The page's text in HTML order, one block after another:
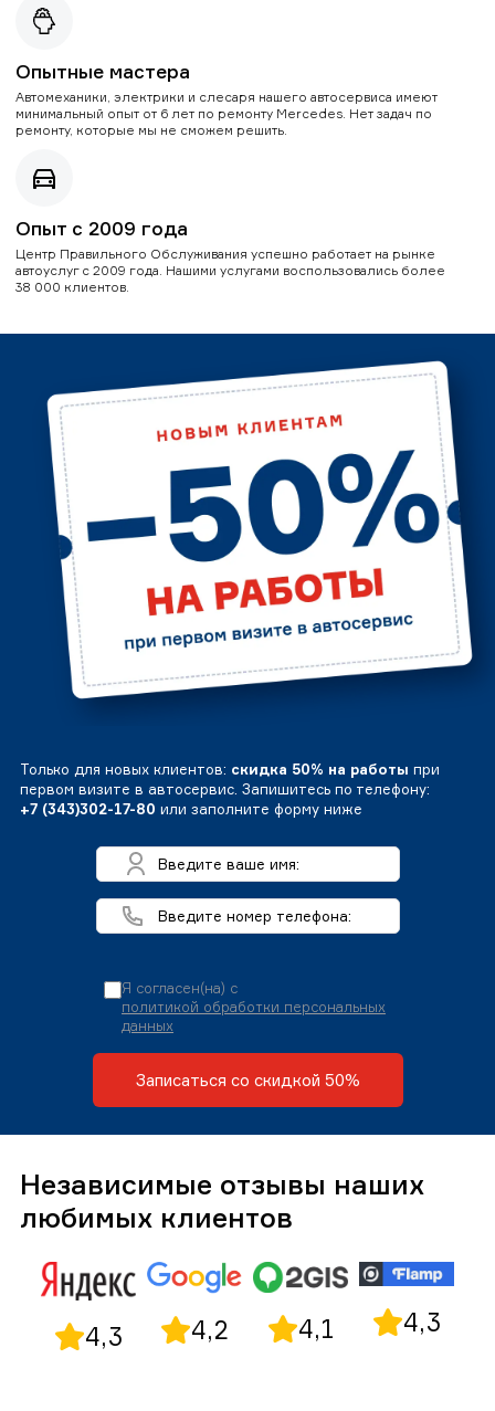
Опытные мастера
Автомеханики, электрики и слесаря нашего автосервиса имеют
минимальный опыт от 6 лет по ремонту Mercedes. Нет задач по
ремонту, которые мы не сможем решить.
Опыт с 2009 года
Центр Правильного Обслуживания успешно работает на рынке
автоуслуг с 2009 года. Нашими услугами воспользовались более
38 000 клиентов.
Только для новых клиентов: скидка 50% на работы при
первом визите в автосервис. Запишитесь по телефону:
+7 (343)302-17-80 или заполните форму ниже
Я согласен(на) с
политикой обработки персональных
данных
Записаться со скидкой 50%
Независимые отзывы наших
любимых клиентов
4,3 4,2 4,1 4,3